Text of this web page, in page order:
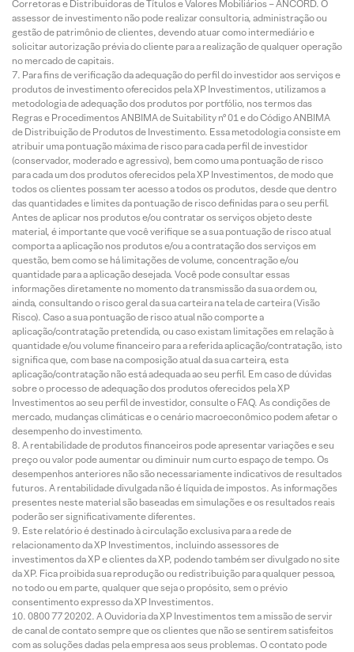
Corretoras e Distribuidoras de Títulos e Valores Mobiliários – ANCORD. O
assessor de investimento não pode realizar consultoria, administração ou
gestão de patrimônio de clientes, devendo atuar como intermediário e
solicitar autorização prévia do cliente para a realização de qualquer operação
no mercado de capitais.
Para fins de verificação da adequação do perfil do investidor aos serviços e
produtos de investimento oferecidos pela XP Investimentos, utilizamos a
metodologia de adequação dos produtos por portfólio, nos termos das
Regras e Procedimentos ANBIMA de Suitability nº 01 e do Código ANBIMA
de Distribuição de Produtos de Investimento. Essa metodologia consiste em
atribuir uma pontuação máxima de risco para cada perfil de investidor
(conservador, moderado e agressivo), bem como uma pontuação de risco
para cada um dos produtos oferecidos pela XP Investimentos, de modo que
todos os clientes possam ter acesso a todos os produtos, desde que dentro
das quantidades e limites da pontuação de risco definidas para o seu perfil.
Antes de aplicar nos produtos e/ou contratar os serviços objeto deste
material, é importante que você verifique se a sua pontuação de risco atual
comporta a aplicação nos produtos e/ou a contratação dos serviços em
questão, bem como se há limitações de volume, concentração e/ou
quantidade para a aplicação desejada. Você pode consultar essas
informações diretamente no momento da transmissão da sua ordem ou,
ainda, consultando o risco geral da sua carteira na tela de carteira (Visão
Risco). Caso a sua pontuação de risco atual não comporte a
aplicação/contratação pretendida, ou caso existam limitações em relação à
quantidade e/ou volume financeiro para a referida aplicação/contratação, isto
significa que, com base na composição atual da sua carteira, esta
aplicação/contratação não está adequada ao seu perfil. Em caso de dúvidas
sobre o processo de adequação dos produtos oferecidos pela XP
Investimentos ao seu perfil de investidor, consulte o FAQ. As condições de
mercado, mudanças climáticas e o cenário macroeconômico podem afetar o
desempenho do investimento.
A rentabilidade de produtos financeiros pode apresentar variações e seu
preço ou valor pode aumentar ou diminuir num curto espaço de tempo. Os
desempenhos anteriores não são necessariamente indicativos de resultados
futuros. A rentabilidade divulgada não é líquida de impostos. As informações
presentes neste material são baseadas em simulações e os resultados reais
poderão ser significativamente diferentes.
Este relatório é destinado à circulação exclusiva para a rede de
relacionamento da XP Investimentos, incluindo assessores de
investimentos da XP e clientes da XP, podendo também ser divulgado no site
da XP. Fica proibida sua reprodução ou redistribuição para qualquer pessoa,
no todo ou em parte, qualquer que seja o propósito, sem o prévio
consentimento expresso da XP Investimentos.
0800 77 20202. A Ouvidoria da XP Investimentos tem a missão de servir
de canal de contato sempre que os clientes que não se sentirem satisfeitos
com as soluções dadas pela empresa aos seus problemas. O contato pode